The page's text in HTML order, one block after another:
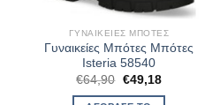
ΓΥΝΑΙΚΕΊΕΣ ΜΠΌΤΕΣ
Γυναικείες Μπότες Μπότες
Isteria 58540
€64,90 Original
price
was:
€49,18Η
τιμή